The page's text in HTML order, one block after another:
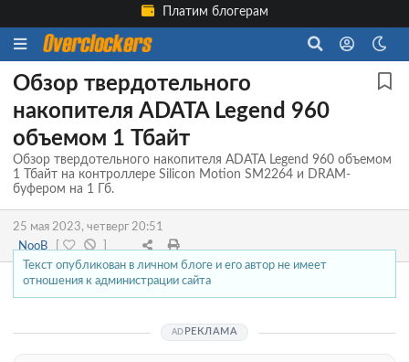
Платим блогерам
Обзор твердотельного
накопителя ADATA Legend 960
объемом 1 Тбайт
Обзор твердотельного накопителя ADATA Legend 960 объемом
1 Тбайт на контроллере Silicon Motion SM2264 и DRAM-
буфером на 1 Гб.
25 мая 2023, четверг 20:51
_NooB_
Текст опубликован в личном блоге и его автор не имеет
отношения к администрации сайта
РЕКЛАМА